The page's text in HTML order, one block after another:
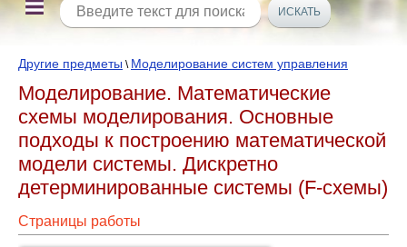
Другие предметы \ Моделирование систем управления
Моделирование. Математические
схемы моделирования. Основные
подходы к построению математической
модели системы. Дискретно
детерминированные системы (F-схемы)
Страницы работы